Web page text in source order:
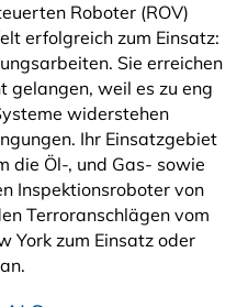
erfolgreich zum Einsatz:
gelangen, weil es zu eng
Ihr Einsatzgebiet
Gas- sowie
Inspektionsroboter von
Terroranschlägen vom
York zum Einsatz oder